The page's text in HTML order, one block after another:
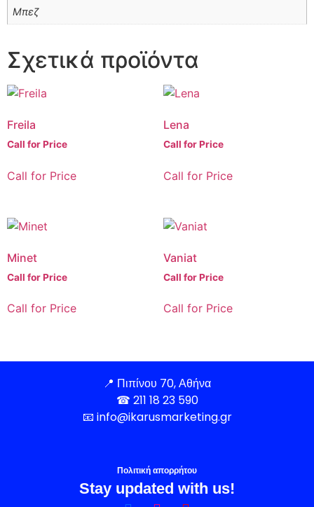
Μπεζ
Σχετικά προϊόντα
Freila
Call for Price
Call for Price
Lena
Call for Price
Call for Price
Minet
Call for Price
Call for Price
Vaniat
Call for Price
Call for Price
📍 Πιπίνου 70, Αθήνα
☎ 211 18 23 590
📧 info@ikarusmarketing.gr
Πολιτική απορρήτου
Stay updated with us!